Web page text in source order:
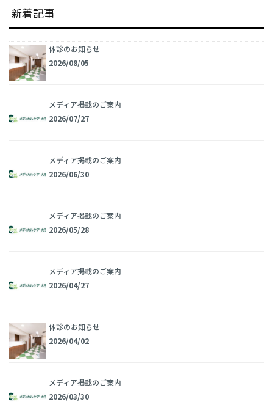
新着記事
休診のお知らせ
2026/08/05
メディア掲載のご案内
2026/07/27
メディア掲載のご案内
2026/06/30
メディア掲載のご案内
2026/05/28
メディア掲載のご案内
2026/04/27
休診のお知らせ
2026/04/02
メディア掲載のご案内
2026/03/30